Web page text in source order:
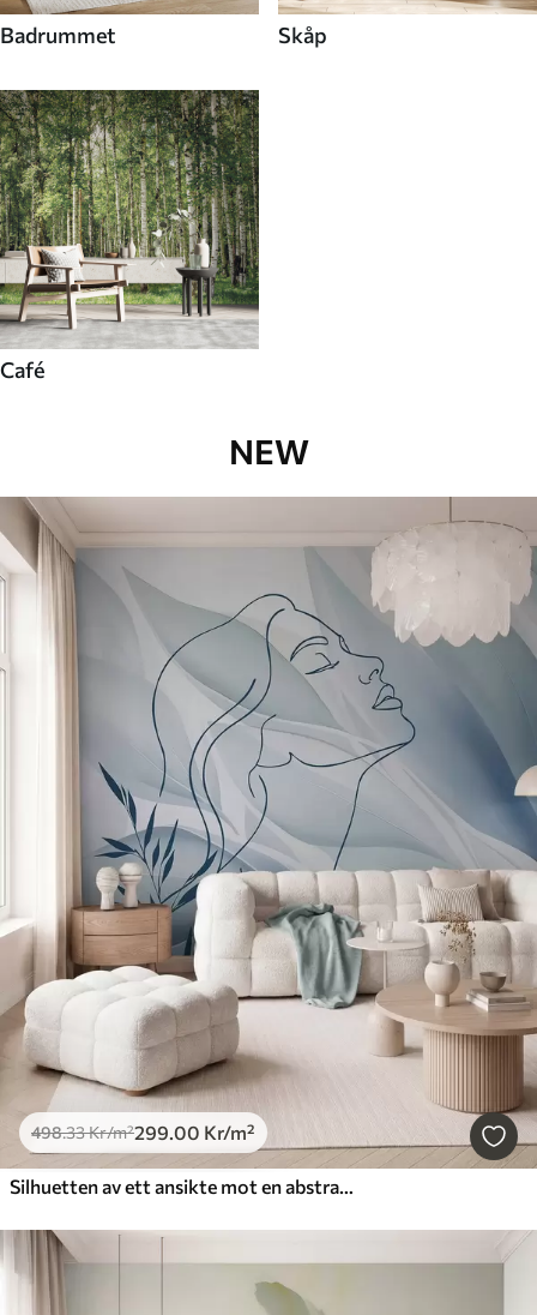
Badrummet Skåp
Café
NEW
498.33Kr/m²299.00 Kr/m²
Silhuetten av ett ansikte mot en abstrakt bakgrund